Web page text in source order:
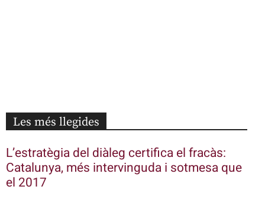
Les més llegides
L’estratègia del diàleg certifica el fracàs:
Catalunya, més intervinguda i sotmesa que
el 2017